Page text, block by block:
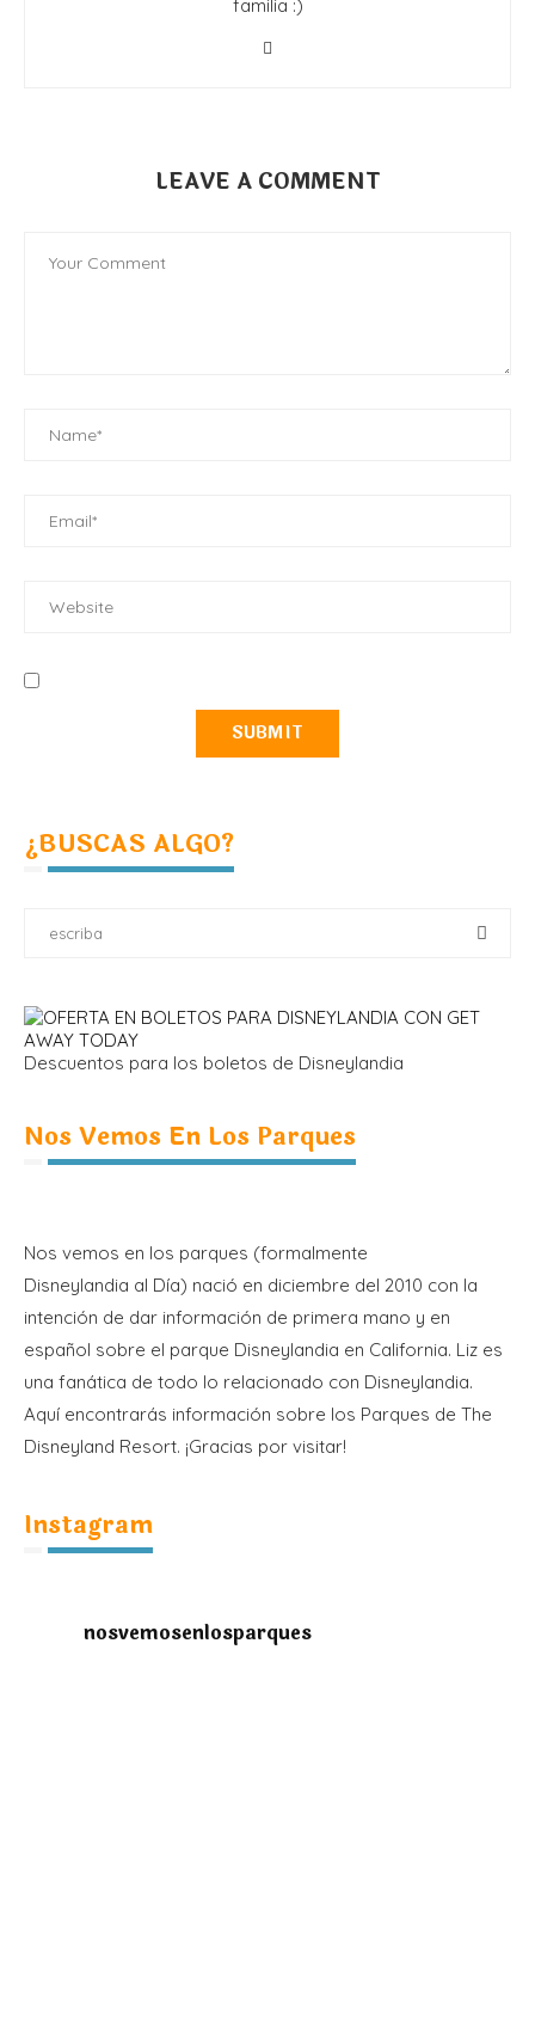
familia :)
LEAVE A COMMENT
¿BUSCAS ALGO?
Descuentos para los boletos de Disneylandia
Nos Vemos En Los Parques
Nos vemos en los parques (formalmente
Disneylandia al Día) nació en diciembre del 2010 con la
intención de dar información de primera mano y en
español sobre el parque Disneylandia en California. Liz es
una fanática de todo lo relacionado con Disneylandia.
Aquí encontrarás información sobre los Parques de The
Disneyland Resort. ¡Gracias por visitar!
Instagram
nosvemosenlosparques